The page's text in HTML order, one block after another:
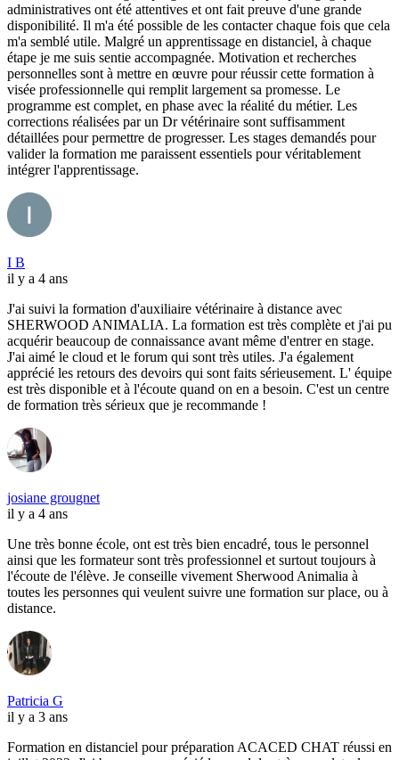
administratives ont été attentives et ont fait preuve d'une grande
disponibilité. Il m'a été possible de les contacter chaque fois que cela
m'a semblé utile. Malgré un apprentissage en distanciel, à chaque
étape je me suis sentie accompagnée. Motivation et recherches
personnelles sont à mettre en œuvre pour réussir cette formation à
visée professionnelle qui remplit largement sa promesse. Le
programme est complet, en phase avec la réalité du métier. Les
corrections réalisées par un Dr vétérinaire sont suffisamment
détaillées pour permettre de progresser. Les stages demandés pour
valider la formation me paraissent essentiels pour véritablement
intégrer l'apprentissage.
I B
il y a 4 ans
J'ai suivi la formation d'auxiliaire vétérinaire à distance avec
SHERWOOD ANIMALIA. La formation est très complète et j'ai pu
acquérir beaucoup de connaissance avant même d'entrer en stage.
J'ai aimé le cloud et le forum qui sont très utiles. J'a également
apprécié les retours des devoirs qui sont faits sérieusement. L' équipe
est très disponible et à l'écoute quand on en a besoin. C'est un centre
de formation très sérieux que je recommande !
josiane grougnet
il y a 4 ans
Une très bonne école, ont est très bien encadré, tous le personnel
ainsi que les formateur sont très professionnel et surtout toujours à
l'écoute de l'élève. Je conseille vivement Sherwood Animalia à
toutes les personnes qui veulent suivre une formation sur place, ou à
distance.
Patricia G
il y a 3 ans
Formation en distanciel pour préparation ACACED CHAT réussi en